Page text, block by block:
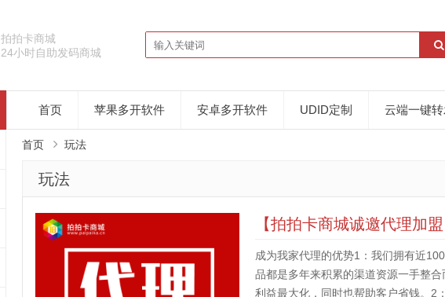
拍拍卡商城
24小时自助发码商城
首页 苹果多开软件 安卓多开软件 UDID定制 云端一键
首页 玩法
玩法
【拍拍卡商城诚邀代理加
成为我家代理的优势1：我们拥有近
品都是多年来积累的渠道资源一手整
利益最大化，同时也帮助客户省钱。2